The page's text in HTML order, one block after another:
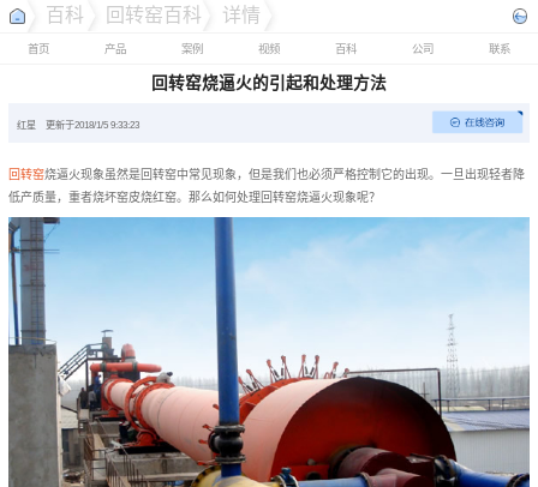
百科 回转窑百科 详情
首页 产品 案例 视频 百科 公司 联系
回转窑烧逼火的引起和处理方法
红星 更新于2018/1/5 9:33:23
回转窑烧逼火现象虽然是回转窑中常见现象，但是我们也必须严格控制它的出现。一旦出现轻者降
低产质量，重者烧坏窑皮烧红窑。那么如何处理回转窑烧逼火现象呢？